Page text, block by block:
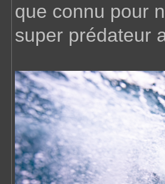
que connu pour
super prédateur